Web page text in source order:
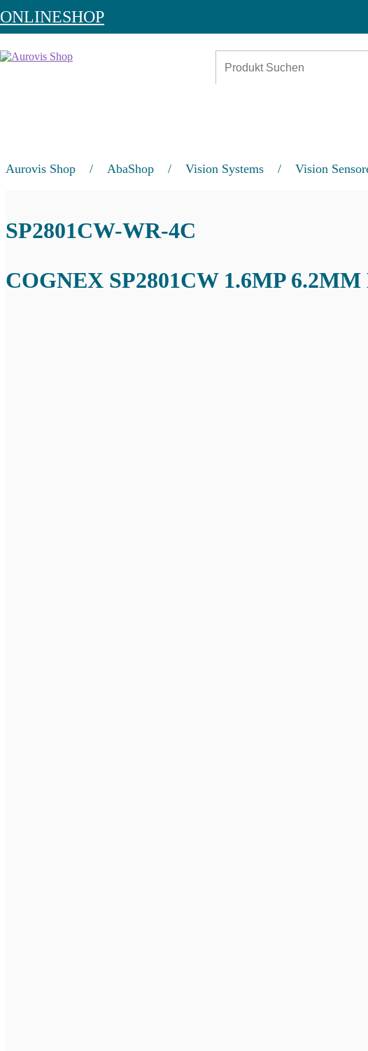
ONLINESHOP
Aurovis Shop / AbaShop / Vision Systems / Vision
SP2801CW-WR-4C
COGNEX SP2801CW 1.6MP